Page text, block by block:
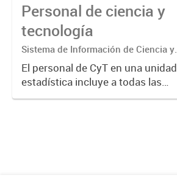
Personal de ciencia y
tecnología
Sistema de Información de Ciencia y
Tecnología Argentino (SICYTAR)
El personal de CyT en una unidad
estadística incluye a todas las
personas involucradas